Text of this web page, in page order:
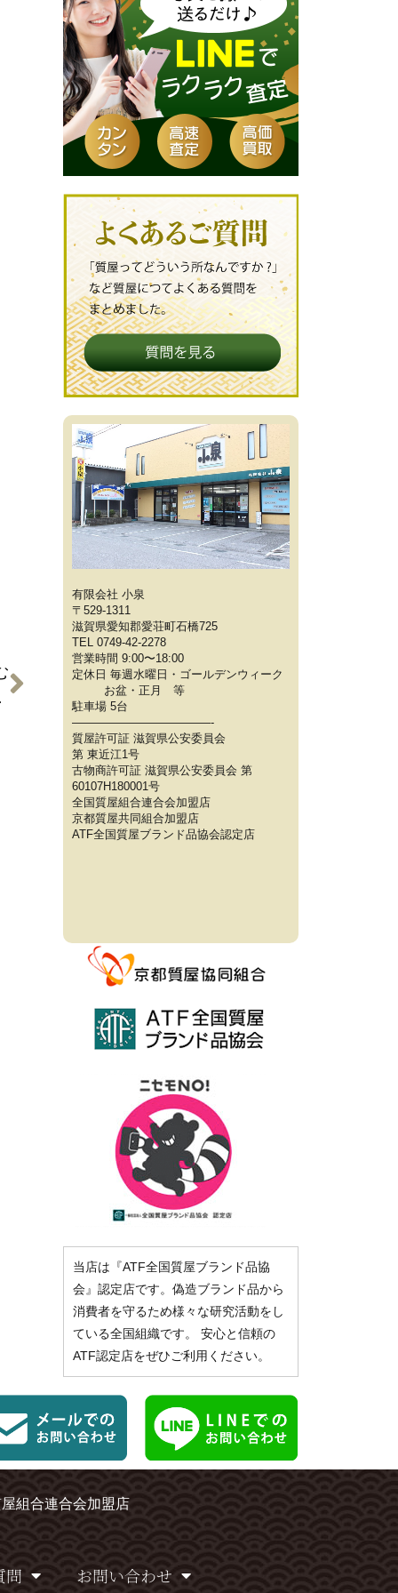
】
有限会社 小泉
〒529-1311
滋賀県愛知郡愛荘町石橋725
TEL 0749-42-2278
営業時間 9:00〜18:00
定休日 毎週水曜日・ゴールデンウィーク
お盆・正月 等
駐車場 5台
————————————-
質屋許可証 滋賀県公安委員会
第 東近江1号
古物商許可証 滋賀県公安委員会 第
60107H180001号
全国質屋組合連合会加盟店
京都質屋共同組合加盟店
ATF全国質屋ブランド品協会認定店
当店は『ATF全国質屋ブランド品協
会』認定店です。偽造ブランド品から
消費者を守るため様々な研究活動をし
ている全国組織です。 安心と信頼の
ATF認定店をぜひご利用ください。
組合連合会加盟店
問 お問い合わせ